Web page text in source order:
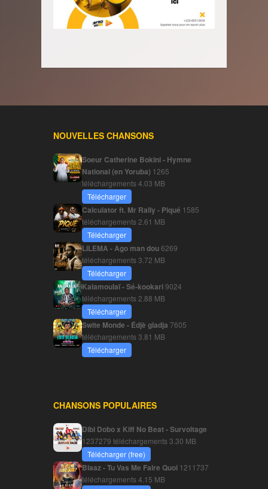
NOUVELLES CHANSONS
Soeur Catherine Bokini - Hymne
National (en Yoruba) 1265
téléchargements4.03 MB
Télécharger
Calculator ft. Mr Rally - Piqué 1585
téléchargements 2.61 MB
Télécharger
LILEMA - Ago man dou6269
téléchargements3.72 MB
Télécharger
Kalamoulaï - Sé-kookari9024
téléchargements 2.88 MB
Télécharger
Swite Monde - Édjè gladja 7605
téléchargements3.81 MB
Télécharger
CHANSONS POPULAIRES
Dibi Dobo x Kiff No Beat - Survoltage
1237279 téléchargements3.30 MB
Télécharger (free)
Blaaz - Tu Vas Me Faire Quoi 1211737
téléchargements4.15 MB